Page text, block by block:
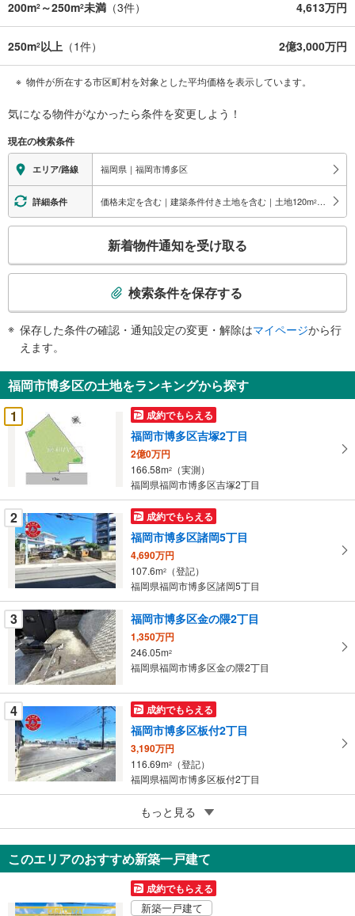
200m2 ～250m2未満 （3件） 4,613万円
250m2以上 （1件） 2億3,000万円
物件が所在する市区町村を対象とした平均価格を表示しています。
気になる物件がなかったら条件を変更しよう！
現在の検索条件
エリア/路線 福岡県｜福岡市博多区
詳細条件 価格未定を含む｜建築条件付き土地を含む｜土地120m2 以上
検
知
を
受
け
件
を
マ
イ
ペ
ー
ジ
に
保
存
す
る
新着物件通知を受け取る
検索条件を保存する
保存した条件の確認・通知設定の変更・解除はマイページから行
えます。
福岡市博多区の土地をランキングから探す
1
成約でもらえる
福岡市博多区吉塚2丁目
2億0万円
166.58m2
（実測）
福岡県福岡市博多区吉塚2丁目
2 成約でもらえる
福岡市博多区諸岡5丁目
4,690万円
107.6m2
（登記）
福岡県福岡市博多区諸岡5丁目
3 福岡市博多区金の隈2丁目
1,350万円
246.05m2
福岡県福岡市博多区金の隈2丁目
4 成約でもらえる
福岡市博多区板付2丁目
3,190万円
116.69m2
（登記）
福岡県福岡市博多区板付2丁目
成約でもらえる
福岡市博多区三筑2丁目
3,990万円
218.18m
（登記）
福岡県福岡市博多区三筑2丁目
もっと見る
このエリアのおすすめ新築一戸建て
成約でもらえる
新築一戸建て